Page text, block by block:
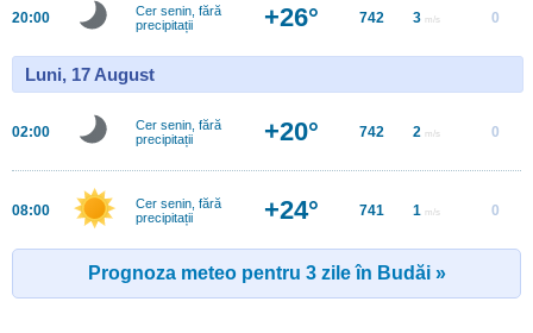
20:00
Cer senin, fără
precipitații
+26° 742 3 m/s 0
Luni, 17 August
02:00
Cer senin, fără
precipitații
+20° 742 2 m/s 0
08:00
Cer senin, fără
precipitații
+24° 741 1 m/s 0
Prognoza meteo pentru 3 zile în Budăi »